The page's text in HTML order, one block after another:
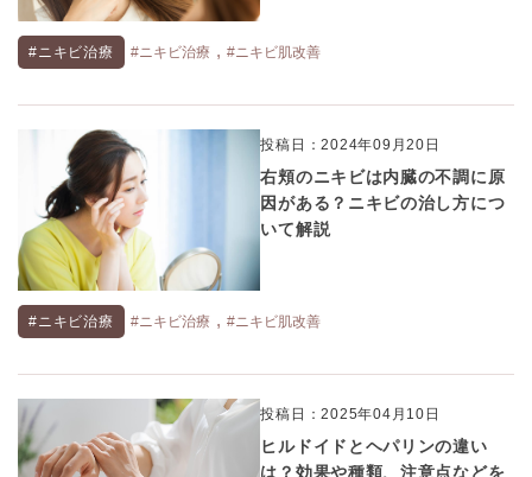
#ニキビ治療 #ニキビ治療 , #ニキビ肌改善
投稿日：2024年09月20日
右頬のニキビは内臓の不調に原
因がある？ニキビの治し方につ
いて解説
#ニキビ治療 #ニキビ治療 , #ニキビ肌改善
投稿日：2025年04月10日
ヒルドイドとヘパリンの違い
は？効果や種類、注意点などを